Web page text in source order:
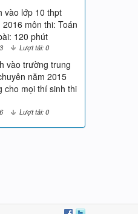
tròn (O) (AD < AE). CMR:
vào lớp 10 thpt
môn thi: Toán
120 phút
Lượt tải: 0
vào trường trung
năm 2015
cho mọi thí sinh thi
Lượt tải: 0